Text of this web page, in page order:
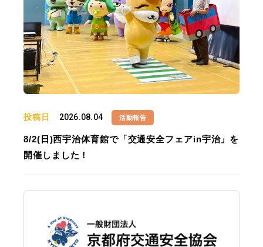
投稿日 2026.08.04 活動報告
8/2(日)西宇治体育館で「交通安全フェアin宇治」を
開催しました！